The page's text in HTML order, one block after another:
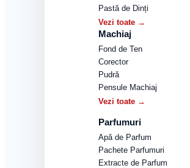
Pastă de Dinți
Vezi toate →
Machiaj
Fond de Ten
Corector
Pudră
Pensule Machiaj
Vezi toate →
Parfumuri
Apă de Parfum
Pachete Parfumuri
Extracte de Parfum